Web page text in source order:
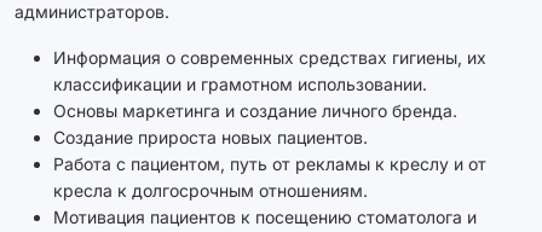
администраторов.
Информация о современных средствах гигиены, их
классификации и грамотном использовании.
Основы маркетинга и создание личного бренда.
Создание прироста новых пациентов.
Работа с пациентом, путь от рекламы к креслу и от
кресла к долгосрочным отношениям.
Мотивация пациентов к посещению стоматолога и